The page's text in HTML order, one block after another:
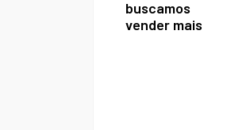
buscamos
vender mais